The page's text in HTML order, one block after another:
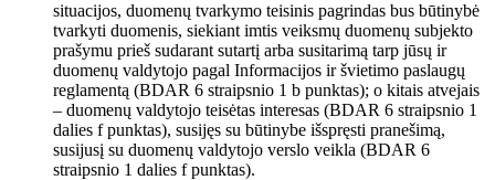
situacijos, duomenų tvarkymo teisinis pagrindas bus būtinybė
tvarkyti duomenis, siekiant imtis veiksmų duomenų subjekto
prašymu prieš sudarant sutartį arba susitarimą tarp jūsų ir
duomenų valdytojo pagal Informacijos ir švietimo paslaugų
reglamentą (BDAR 6 straipsnio 1 b punktas); o kitais atvejais
– duomenų valdytojo teisėtas interesas (BDAR 6 straipsnio 1
dalies f punktas), susijęs su būtinybe išspręsti pranešimą,
susijusį su duomenų valdytojo verslo veikla (BDAR 6
straipsnio 1 dalies f punktas).